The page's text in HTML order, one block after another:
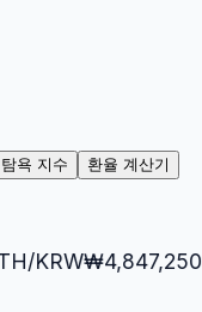
욕 지수 환율 계산기
₩4,847,250($